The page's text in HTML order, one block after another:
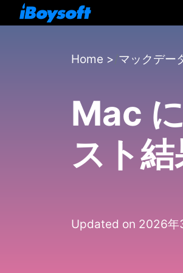
Home > マックデー
Mac
スト
Updated on 2026年